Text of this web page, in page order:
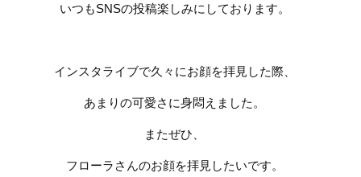
いつもSNSの投稿楽しみにしております。
インスタライブで久々にお顔を拝見した際、
あまりの可愛さに身悶えました。
またぜひ、
フローラさんのお顔を拝見したいです。